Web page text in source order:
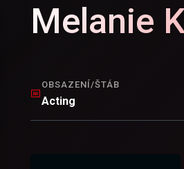
Melanie
OBSAZENÍ/ŠTÁB
Acting